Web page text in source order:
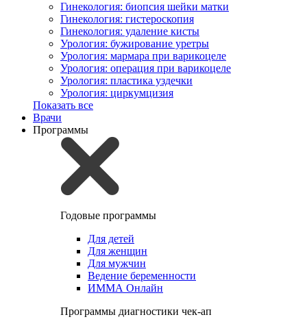
Гинекология: биопсия шейки матки
Гинекология: гистероскопия
Гинекология: удаление кисты
Урология: бужирование уретры
Урология: мармара при варикоцеле
Урология: операция при варикоцеле
Урология: пластика уздечки
Урология: циркумцизия
Показать все
Врачи
Программы
Годовые программы
Для детей
Для женщин
Для мужчин
Ведение беременности
ИММА Онлайн
Программы диагностики чек-ап